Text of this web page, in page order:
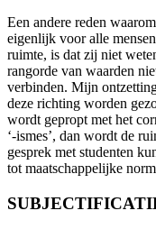
Een andere reden
eigenlijk voor alle
ruimte, is dat zij niet
rangorde van waarden
verbinden. Mijn
deze richting worden
wordt gepropt met het
‘-ismes’, dan wordt de
gesprek met studenten
tot maatschappelijke